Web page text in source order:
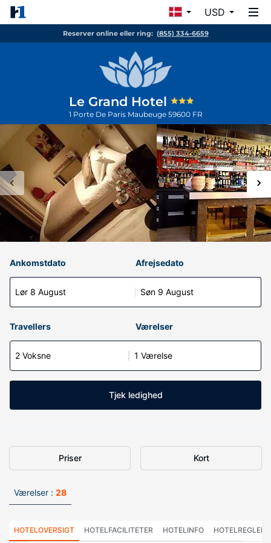
USD
Reserver online eller ring: (855) 334-6659
Le Grand Hotel
1 Porte De Paris Maubeuge 59600 FR
Ankomstdato
Lør 8 August
Afrejsedato
Søn 9 August
Travellers Værelser
2 Voksne 1 Værelse
Tjek ledighed
Priser Kort
Værelser : 28
HOTELOVERSIGT HOTELFACILITETER HOTELINFO HOTELREGLER